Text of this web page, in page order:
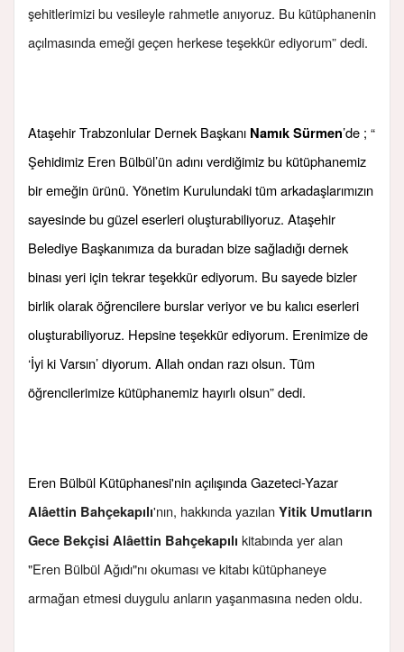
şehitlerimizi bu vesileyle rahmetle anıyoruz. Bu kütüphanenin
açılmasında emeği geçen herkese teşekkür ediyorum” dedi.
Ataşehir Trabzonlular Dernek Başkanı Namık Sürmen’de ; “
Şehidimiz Eren Bülbül’ün adını verdiğimiz bu kütüphanemiz
bir emeğin ürünü. Yönetim Kurulundaki tüm arkadaşlarımızın
sayesinde bu güzel eserleri oluşturabiliyoruz. Ataşehir
Belediye Başkanımıza da buradan bize sağladığı dernek
binası yeri için tekrar teşekkür ediyorum. Bu sayede bizler
birlik olarak öğrencilere burslar veriyor ve bu kalıcı eserleri
oluşturabiliyoruz. Hepsine teşekkür ediyorum. Erenimize de
‘İyi ki Varsın’ diyorum. Allah ondan razı olsun. Tüm
öğrencilerimize kütüphanemiz hayırlı olsun” dedi.
Eren Bülbül Kütüphanesi'nin açılışında Gazeteci-Yazar
Alâettin Bahçekapılı'nın, hakkında yazılanYitik Umutların
Gece Bekçisi Alâettin Bahçekapılı kitabında yer alan
"Eren Bülbül Ağıdı"nı okuması ve kitabı kütüphaneye
armağan etmesi duygulu anların yaşanmasına neden oldu.